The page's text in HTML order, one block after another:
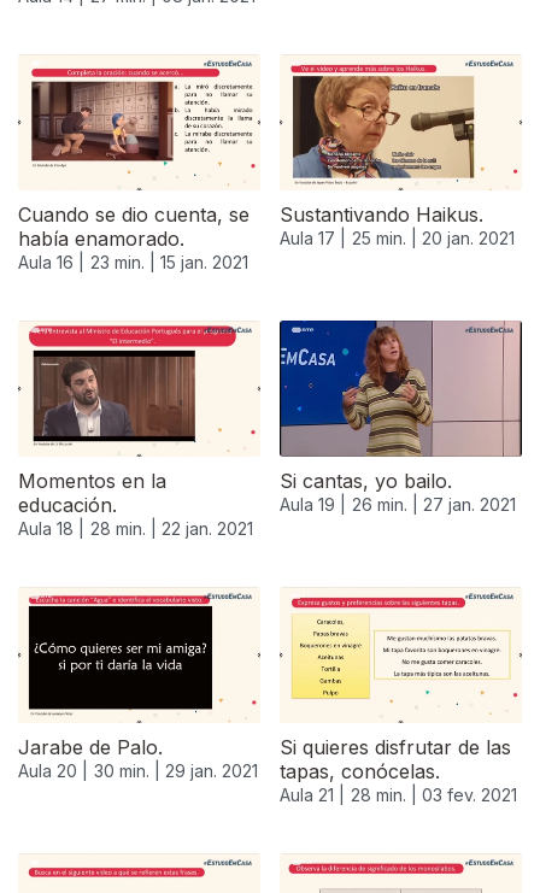
Cuando se dio cuenta, se
había enamorado.
Aula 16 | 23 min. | 15 jan. 2021
Sustantivando Haikus.
Aula 17 | 25 min. | 20 jan. 2021
Momentos en la
educación.
Aula 18 | 28 min. | 22 jan. 2021
Si cantas, yo bailo.
Aula 19 | 26 min. | 27 jan. 2021
Jarabe de Palo.
Aula 20 | 30 min. | 29 jan. 2021
Si quieres disfrutar de las
tapas, conócelas.
Aula 21 | 28 min. | 03 fev. 2021
523124